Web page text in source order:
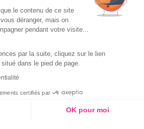
& le
le contenu de ce site
déranger, mais on
pendant votre visite...
par la suite, cliquez sur le lien
dans le pied de page.
certifiés par
OK pour moi